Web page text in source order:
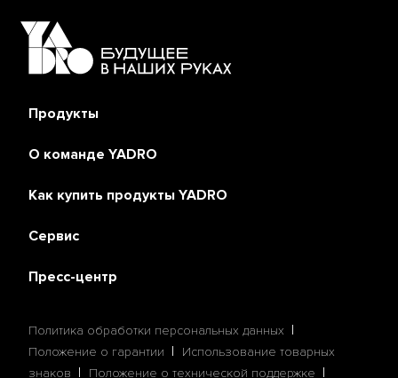
Продукты
О команде YADRO
Как купить продукты YADRO
Сервис
Пресс-центр
Политика обработки персональных данных
Положение о гарантии
Использование товарных
знаков
Положение о технической поддержке